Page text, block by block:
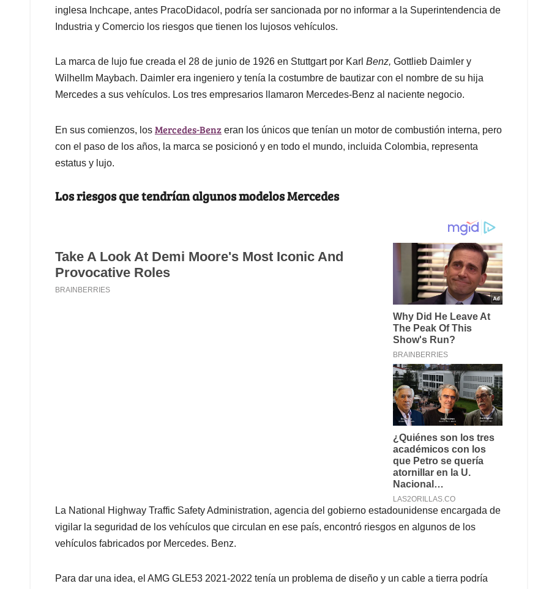
p
k
n
inglesa Inchcape, antes PracoDidacol, podría ser sancionada por no informar a la Superintendencia de
Industria y Comercio los riesgos que tienen los lujosos vehículos.
La marca de lujo fue creada el 28 de junio de 1926 en Stuttgart por Karl Benz, Gottlieb Daimler y
Wilhellm Maybach. Daimler era ingeniero y tenía la costumbre de bautizar con el nombre de su hija
Mercedes a sus vehículos. Los tres empresarios llamaron Mercedes-Benz al naciente negocio.
En sus comienzos, los Mercedes-Benz eran los únicos que tenían un motor de combustión interna, pero
con el paso de los años, la marca se posicionó y en todo el mundo, incluida Colombia, representa
estatus y lujo.
Los riesgos que tendrían algunos modelos Mercedes
La National Highway Traffic Safety Administration, agencia del gobierno estadounidense encargada de
vigilar la seguridad de los vehículos que circulan en ese país, encontró riesgos en algunos de los
vehículos fabricados por Mercedes. Benz.
Para dar una idea, el AMG GLE53 2021-2022 tenía un problema de diseño y un cable a tierra podría